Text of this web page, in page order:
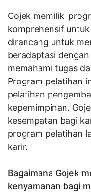
Gojek memiliki
komprehensif
dirancang untuk
beradaptasi
memahami tugas
Program pelatihan
pelatihan
kepemimpinan.
kesempatan bagi
program pelatihan
karir.
Bagaimana Gojek
kenyamanan bagi